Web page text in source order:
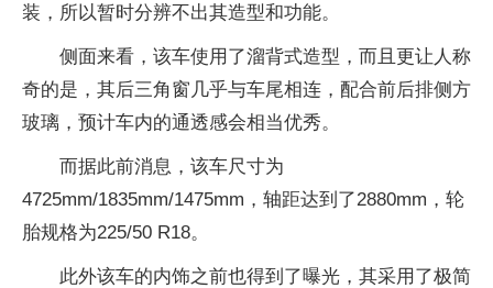
装，所以暂时分辨不出其造型和功能。
侧面来看，该车使用了溜背式造型，而且更让人称
奇的是，其后三角窗几乎与车尾相连，配合前后排侧方
玻璃，预计车内的通透感会相当优秀。
而据此前消息，该车尺寸为
4725mm/1835mm/1475mm，轴距达到了2880mm，轮
胎规格为225/50 R18。
此外该车的内饰之前也得到了曝光，其采用了极简